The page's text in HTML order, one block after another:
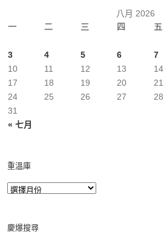
八月 2026
一
二 三 四 五
« 七月
3
4 5 6 7
10
11 12 13 14
17
18 19 20 21
24
25 26 27 28
31
重溫庫
慶爆搜尋